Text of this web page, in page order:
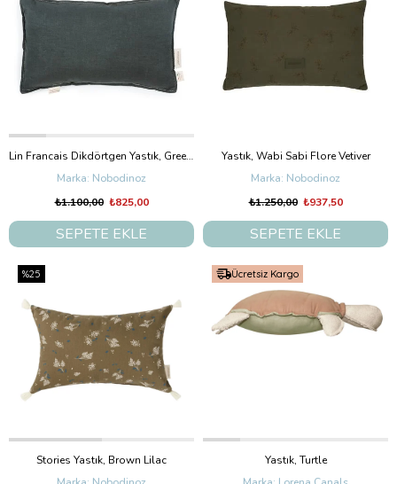
Lin Francais Dikdörtgen Yastık, Green Blue
Nobodinoz
₺825,00
₺1.100,00
SEPETE EKLE
Yastık, Wabi Sabi Flore Vetiver
Nobodinoz
₺937,50
₺1.250,00
SEPETE EKLE
Stories Yastık, Brown Lilac
%25
Yastık, Turtle
Ücretsiz Kargo